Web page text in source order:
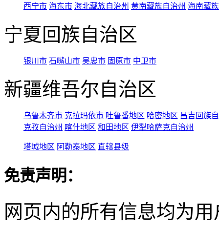
西宁市 海东市 海北藏族自治州 黄南藏族自治州 海南藏
宁夏回族自治区
银川市 石嘴山市 吴忠市 固原市 中卫市
新疆维吾尔自治区
乌鲁木齐市 克拉玛依市 吐鲁番地区 哈密地区 昌吉回族
克孜自治州 喀什地区 和田地区 伊犁哈萨克自治州
塔城地区 阿勒泰地区 直辖县级
免责声明：
网页内的所有信息均为